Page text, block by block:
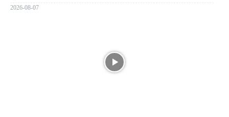
2026-08-07